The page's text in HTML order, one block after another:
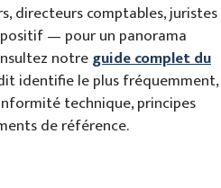
directeurs comptables, juristes
— pour un panorama
notreguide complet du
identifie le plus fréquemment,
technique, principes
de référence.